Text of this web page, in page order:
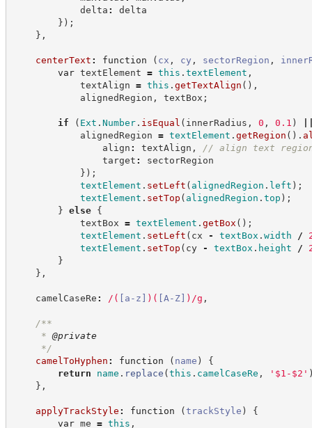
delta :
delta
} ) ;
} ,
centerText : function ( cx , cy , sectorRegion ,
var textElement = this . textElement ,
textAlign = this . getTextAlign ( ) ,
alignedRegion , textBox ;
if ( Ext . Number. isEqual ( innerRadius , 0 , 0 . 1 )
alignedRegion = textElement . getRegion ( ) .
align : textAlign , // align text
target :
sectorRegion
} ) ;
textElement . setLeft ( alignedRegion . left ) ;
textElement . setTop ( alignedRegion . top ) ;
} else
{
textBox = textElement . getBox ( ) ;
textElement . setLeft ( cx - textBox . width /
textElement . setTop ( cy - textBox . height /
}
} ,
camelCaseRe : / ( [ a-z ] ) ( [A-Z] ) /g ,
/**
* @private
*/
camelToHyphen : function ( name )
{
return
name . replace (this . camelCaseRe , ' $1-$2 '
} ,
applyTrackStyle : function (trackStyle )
{
var me = this ,